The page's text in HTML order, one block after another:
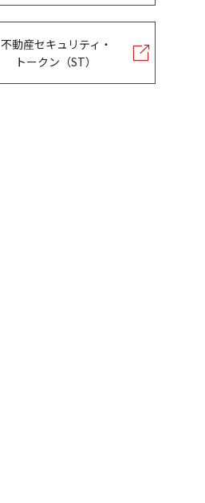
不動産セキュリティ・
トークン（ST）